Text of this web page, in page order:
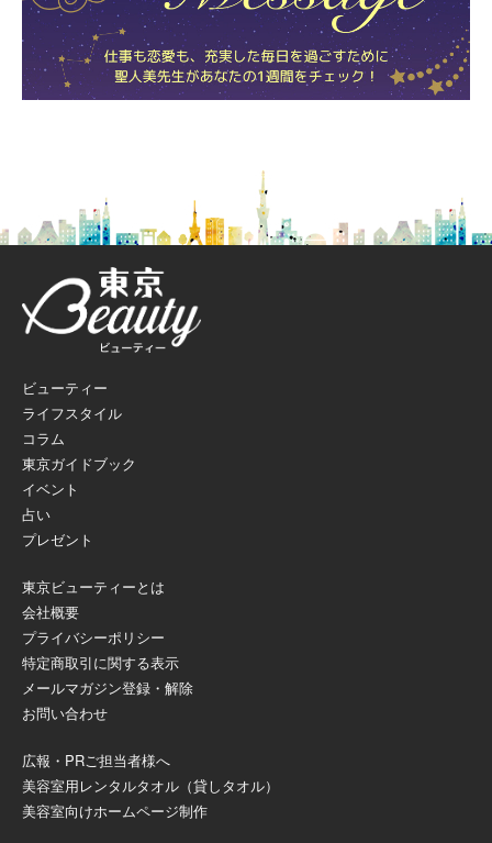
ビューティー
ライフスタイル
コラム
東京ガイドブック
イベント
占い
プレゼント
東京ビューティーとは
会社概要
プライバシーポリシー
特定商取引に関する表示
メールマガジン登録・解除
お問い合わせ
広報・PRご担当者様へ
美容室用レンタルタオル（貸しタオル）
美容室向けホームページ制作